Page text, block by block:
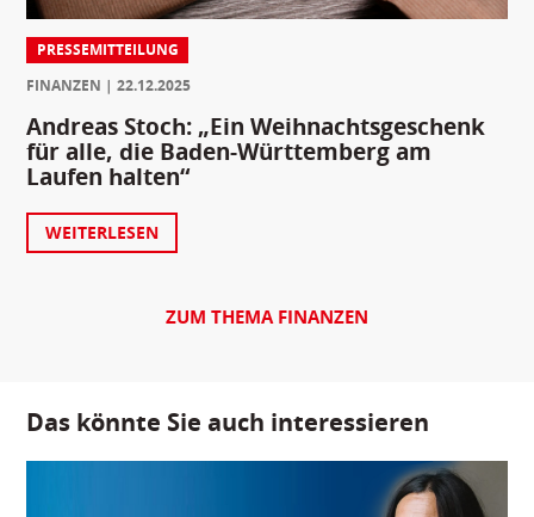
PRESSEMITTEILUNG
FINANZEN
22.12.2025
Andreas Stoch: „Ein Weihnachtsgeschenk
für alle, die Baden-Württemberg am
Laufen halten“
WEITERLESEN
ZUM THEMA FINANZEN
Das könnte Sie auch interessieren